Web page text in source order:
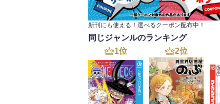
新刊にも使える！選べるクーポン配布中！
同じジャンルのランキング
1位 2位